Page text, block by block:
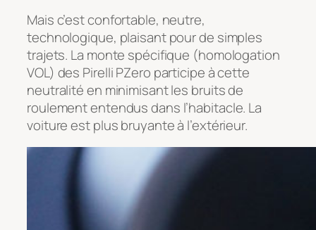
Mais c’est confortable, neutre,
technologique, plaisant pour de simples
trajets. La monte spécifique (homologation
VOL) des Pirelli PZero participe à cette
neutralité en minimisant les bruits de
roulement entendus dans l’habitacle. La
voiture est plus bruyante à l’extérieur.